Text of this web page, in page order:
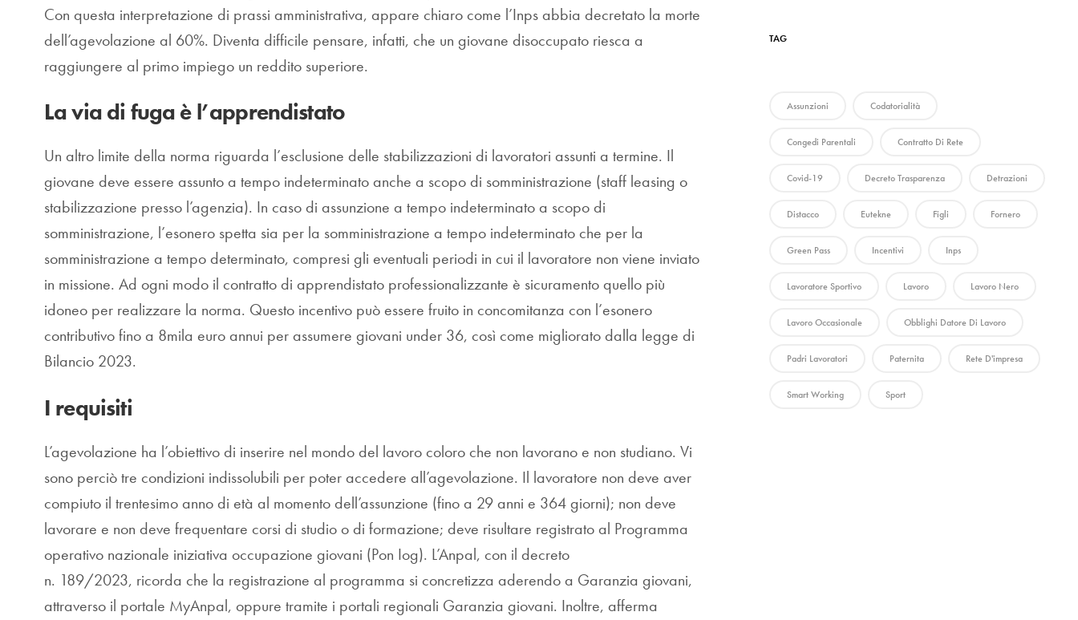
Con questa interpretazione di prassi amministrativa, appare chiaro come l’Inps abbia decretato la morte
dell’agevolazione al 60%. Diventa difficile pensare, infatti, che un giovane disoccupato riesca a
raggiungere al primo impiego un reddito superiore.
La via di fuga è l’apprendistato
Un altro limite della norma riguarda l’esclusione delle stabilizzazioni di lavoratori assunti a termine. Il
giovane deve essere assunto a tempo indeterminato anche a scopo di somministrazione (staff leasing o
stabilizzazione presso l’agenzia). In caso di assunzione a tempo indeterminato a scopo di
somministrazione, l’esonero spetta sia per la somministrazione a tempo indeterminato che per la
somministrazione a tempo determinato, compresi gli eventuali periodi in cui il lavoratore non viene inviato
in missione. Ad ogni modo il contratto di apprendistato professionalizzante è sicuramento quello più
idoneo per realizzare la norma. Questo incentivo può essere fruito in concomitanza con l’esonero
contributivo fino a 8mila euro annui per assumere giovani under 36, così come migliorato dalla legge di
Bilancio 2023.
I requisiti
L’agevolazione ha l’obiettivo di inserire nel mondo del lavoro coloro che non lavorano e non studiano. Vi
sono perciò tre condizioni indissolubili per poter accedere all’agevolazione. Il lavoratore non deve aver
compiuto il trentesimo anno di età al momento dell’assunzione (fino a 29 anni e 364 giorni); non deve
lavorare e non deve frequentare corsi di studio o di formazione; deve risultare registrato al Programma
operativo nazionale iniziativa occupazione giovani (Pon Iog). L’Anpal, con il decreto
n. 189/2023, ricorda che la registrazione al programma si concretizza aderendo a Garanzia giovani,
attraverso il portale MyAnpal, oppure tramite i portali regionali Garanzia giovani. Inoltre, afferma
TAG
Assunzioni Codatorialità
Congedi Parentali Contratto Di Rete
Covid-19 Decreto Trasparenza Detrazioni
Distacco Eutekne Figli Fornero
Green Pass Incentivi Inps
Lavoratore Sportivo Lavoro Lavoro Nero
Lavoro Occasionale Obblighi Datore Di Lavoro
Padri Lavoratori Paternita Rete D'impresa
Smart Working Sport